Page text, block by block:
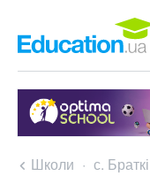
Школи с.